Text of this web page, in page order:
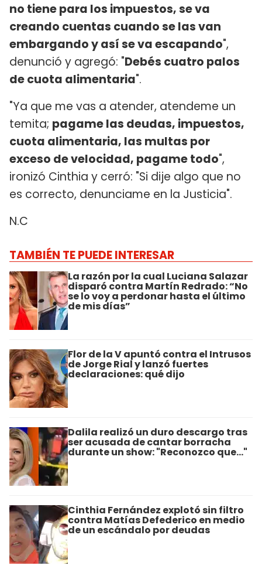
no tiene para los impuestos, se va
creando cuentas cuando se las van
embargando y así se va escapando",
denunció y agregó: "Debés cuatro palos
de cuota alimentaria".
"Ya que me vas a atender, atendeme un
temita; pagame las deudas, impuestos,
cuota alimentaria, las multas por
exceso de velocidad, pagame todo",
ironizó Cinthia y cerró: "Si dije algo que no
es correcto, denunciame en la Justicia".
N.C
TAMBIÉN TE PUEDE INTERESAR
La razón por la cual Luciana Salazar
disparó contra Martín Redrado: “No
se lo voy a perdonar hasta el último
de mis días”
Flor de la V apuntó contra el Intrusos
de Jorge Rial y lanzó fuertes
declaraciones: qué dijo
Dalila realizó un duro descargo tras
ser acusada de cantar borracha
durante un show: "Reconozco que..."
Cinthia Fernández explotó sin filtro
contra Matías Defederico en medio
de un escándalo por deudas